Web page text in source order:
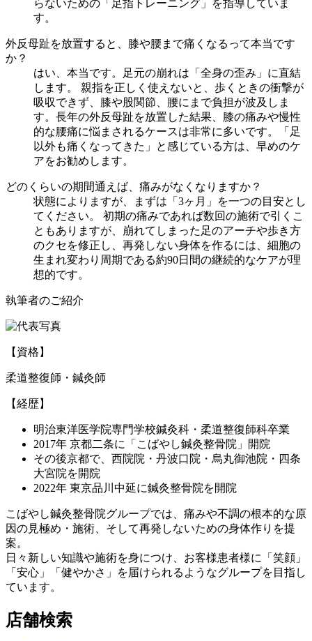
らないための「足指トレーニング」を指導していま
す。
外反母趾を放置すると、膝や腰まで痛くなるって本当です
か？
はい、本当です。足元の崩れは「全身の歪み」に直結
します。 親指を正しく使えないと、歩くときの衝撃が
吸収できず、膝や股関節、腰にまで負担が波及しま
す。長年の外反母趾を放置した結果、膝の痛みや慢性
的な腰痛に悩まされるケースは非常に多いです。「足
以外も痛くなってきた」と感じている方は、早めのケ
アをお勧めします。
どのくらいの期間通えば、痛みがなくなりますか？
状態によりますが、まずは「3ヶ月」を一つの目安とし
てください。 初期の痛みであれば数回の施術で引くこ
ともありますが、崩れてしまった足のアーチや歩き方
のクセを修正し、再発しない身体を作るには、細胞の
生まれ変わり周期である約90日間の継続的なケアが理
想的です。
執筆者のご紹介
【資格】
柔道整復師・鍼灸師
【経歴】
明治東洋医学院専門学校鍼灸科・柔道整復師科卒業
2017年 京都二条に「こばやし鍼灸整骨院」開院
その後京都で、西院院・丹波口院・烏丸御池院・四条
大宮院を開院
2022年 東京品川中延に鍼灸整骨院を開院
こばやし鍼灸整骨院グループでは、痛みや不調の根本的な原
因の見極め・施術、そして再発しないための身体作りを提
案。
日々新しい知識や施術を身につけ、お客様患者様に「笑顔」
「安心」「健やかさ」を届けられるようなグループを目指し
ています。
店舗検索